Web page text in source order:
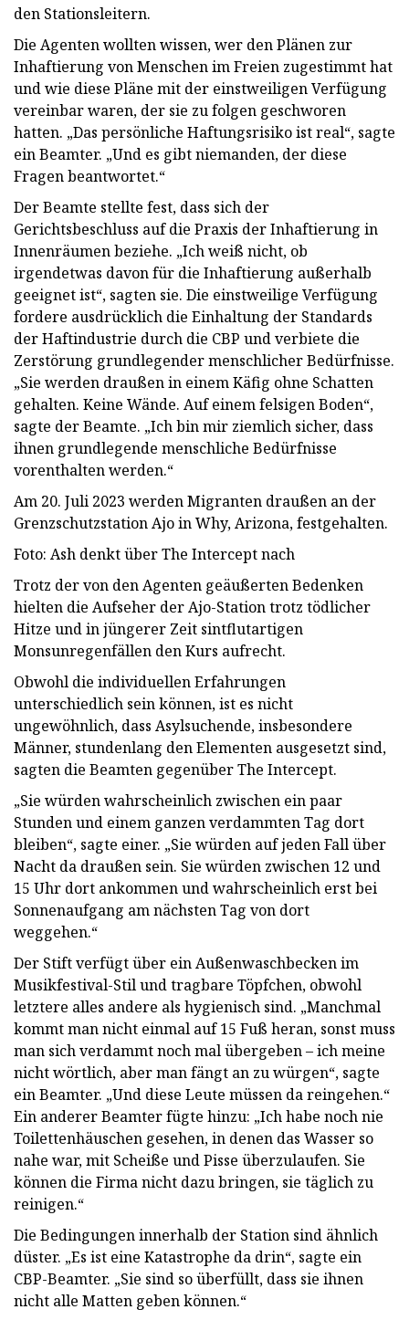
den Stationsleitern.
Die Agenten wollten wissen, wer den Plänen zur
Inhaftierung von Menschen im Freien zugestimmt hat
und wie diese Pläne mit der einstweiligen Verfügung
vereinbar waren, der sie zu folgen geschworen
hatten. „Das persönliche Haftungsrisiko ist real“, sagte
ein Beamter. „Und es gibt niemanden, der diese
Fragen beantwortet.“
Der Beamte stellte fest, dass sich der
Gerichtsbeschluss auf die Praxis der Inhaftierung in
Innenräumen beziehe. „Ich weiß nicht, ob
irgendetwas davon für die Inhaftierung außerhalb
geeignet ist“, sagten sie. Die einstweilige Verfügung
fordere ausdrücklich die Einhaltung der Standards
der Haftindustrie durch die CBP und verbiete die
Zerstörung grundlegender menschlicher Bedürfnisse.
„Sie werden draußen in einem Käfig ohne Schatten
gehalten. Keine Wände. Auf einem felsigen Boden“,
sagte der Beamte. „Ich bin mir ziemlich sicher, dass
ihnen grundlegende menschliche Bedürfnisse
vorenthalten werden.“
Am 20. Juli 2023 werden Migranten draußen an der
Grenzschutzstation Ajo in Why, Arizona, festgehalten.
Foto: Ash denkt über The Intercept nach
Trotz der von den Agenten geäußerten Bedenken
hielten die Aufseher der Ajo-Station trotz tödlicher
Hitze und in jüngerer Zeit sintflutartigen
Monsunregenfällen den Kurs aufrecht.
Obwohl die individuellen Erfahrungen
unterschiedlich sein können, ist es nicht
ungewöhnlich, dass Asylsuchende, insbesondere
Männer, stundenlang den Elementen ausgesetzt sind,
sagten die Beamten gegenüber The Intercept.
„Sie würden wahrscheinlich zwischen ein paar
Stunden und einem ganzen verdammten Tag dort
bleiben“, sagte einer. „Sie würden auf jeden Fall über
Nacht da draußen sein. Sie würden zwischen 12 und
15 Uhr dort ankommen und wahrscheinlich erst bei
Sonnenaufgang am nächsten Tag von dort
weggehen.“
Der Stift verfügt über ein Außenwaschbecken im
Musikfestival-Stil und tragbare Töpfchen, obwohl
letztere alles andere als hygienisch sind. „Manchmal
kommt man nicht einmal auf 15 Fuß heran, sonst muss
man sich verdammt noch mal übergeben – ich meine
nicht wörtlich, aber man fängt an zu würgen“, sagte
ein Beamter. „Und diese Leute müssen da reingehen.“
Ein anderer Beamter fügte hinzu: „Ich habe noch nie
Toilettenhäuschen gesehen, in denen das Wasser so
nahe war, mit Scheiße und Pisse überzulaufen. Sie
können die Firma nicht dazu bringen, sie täglich zu
reinigen.“
Die Bedingungen innerhalb der Station sind ähnlich
düster. „Es ist eine Katastrophe da drin“, sagte ein
CBP-Beamter. „Sie sind so überfüllt, dass sie ihnen
nicht alle Matten geben können.“